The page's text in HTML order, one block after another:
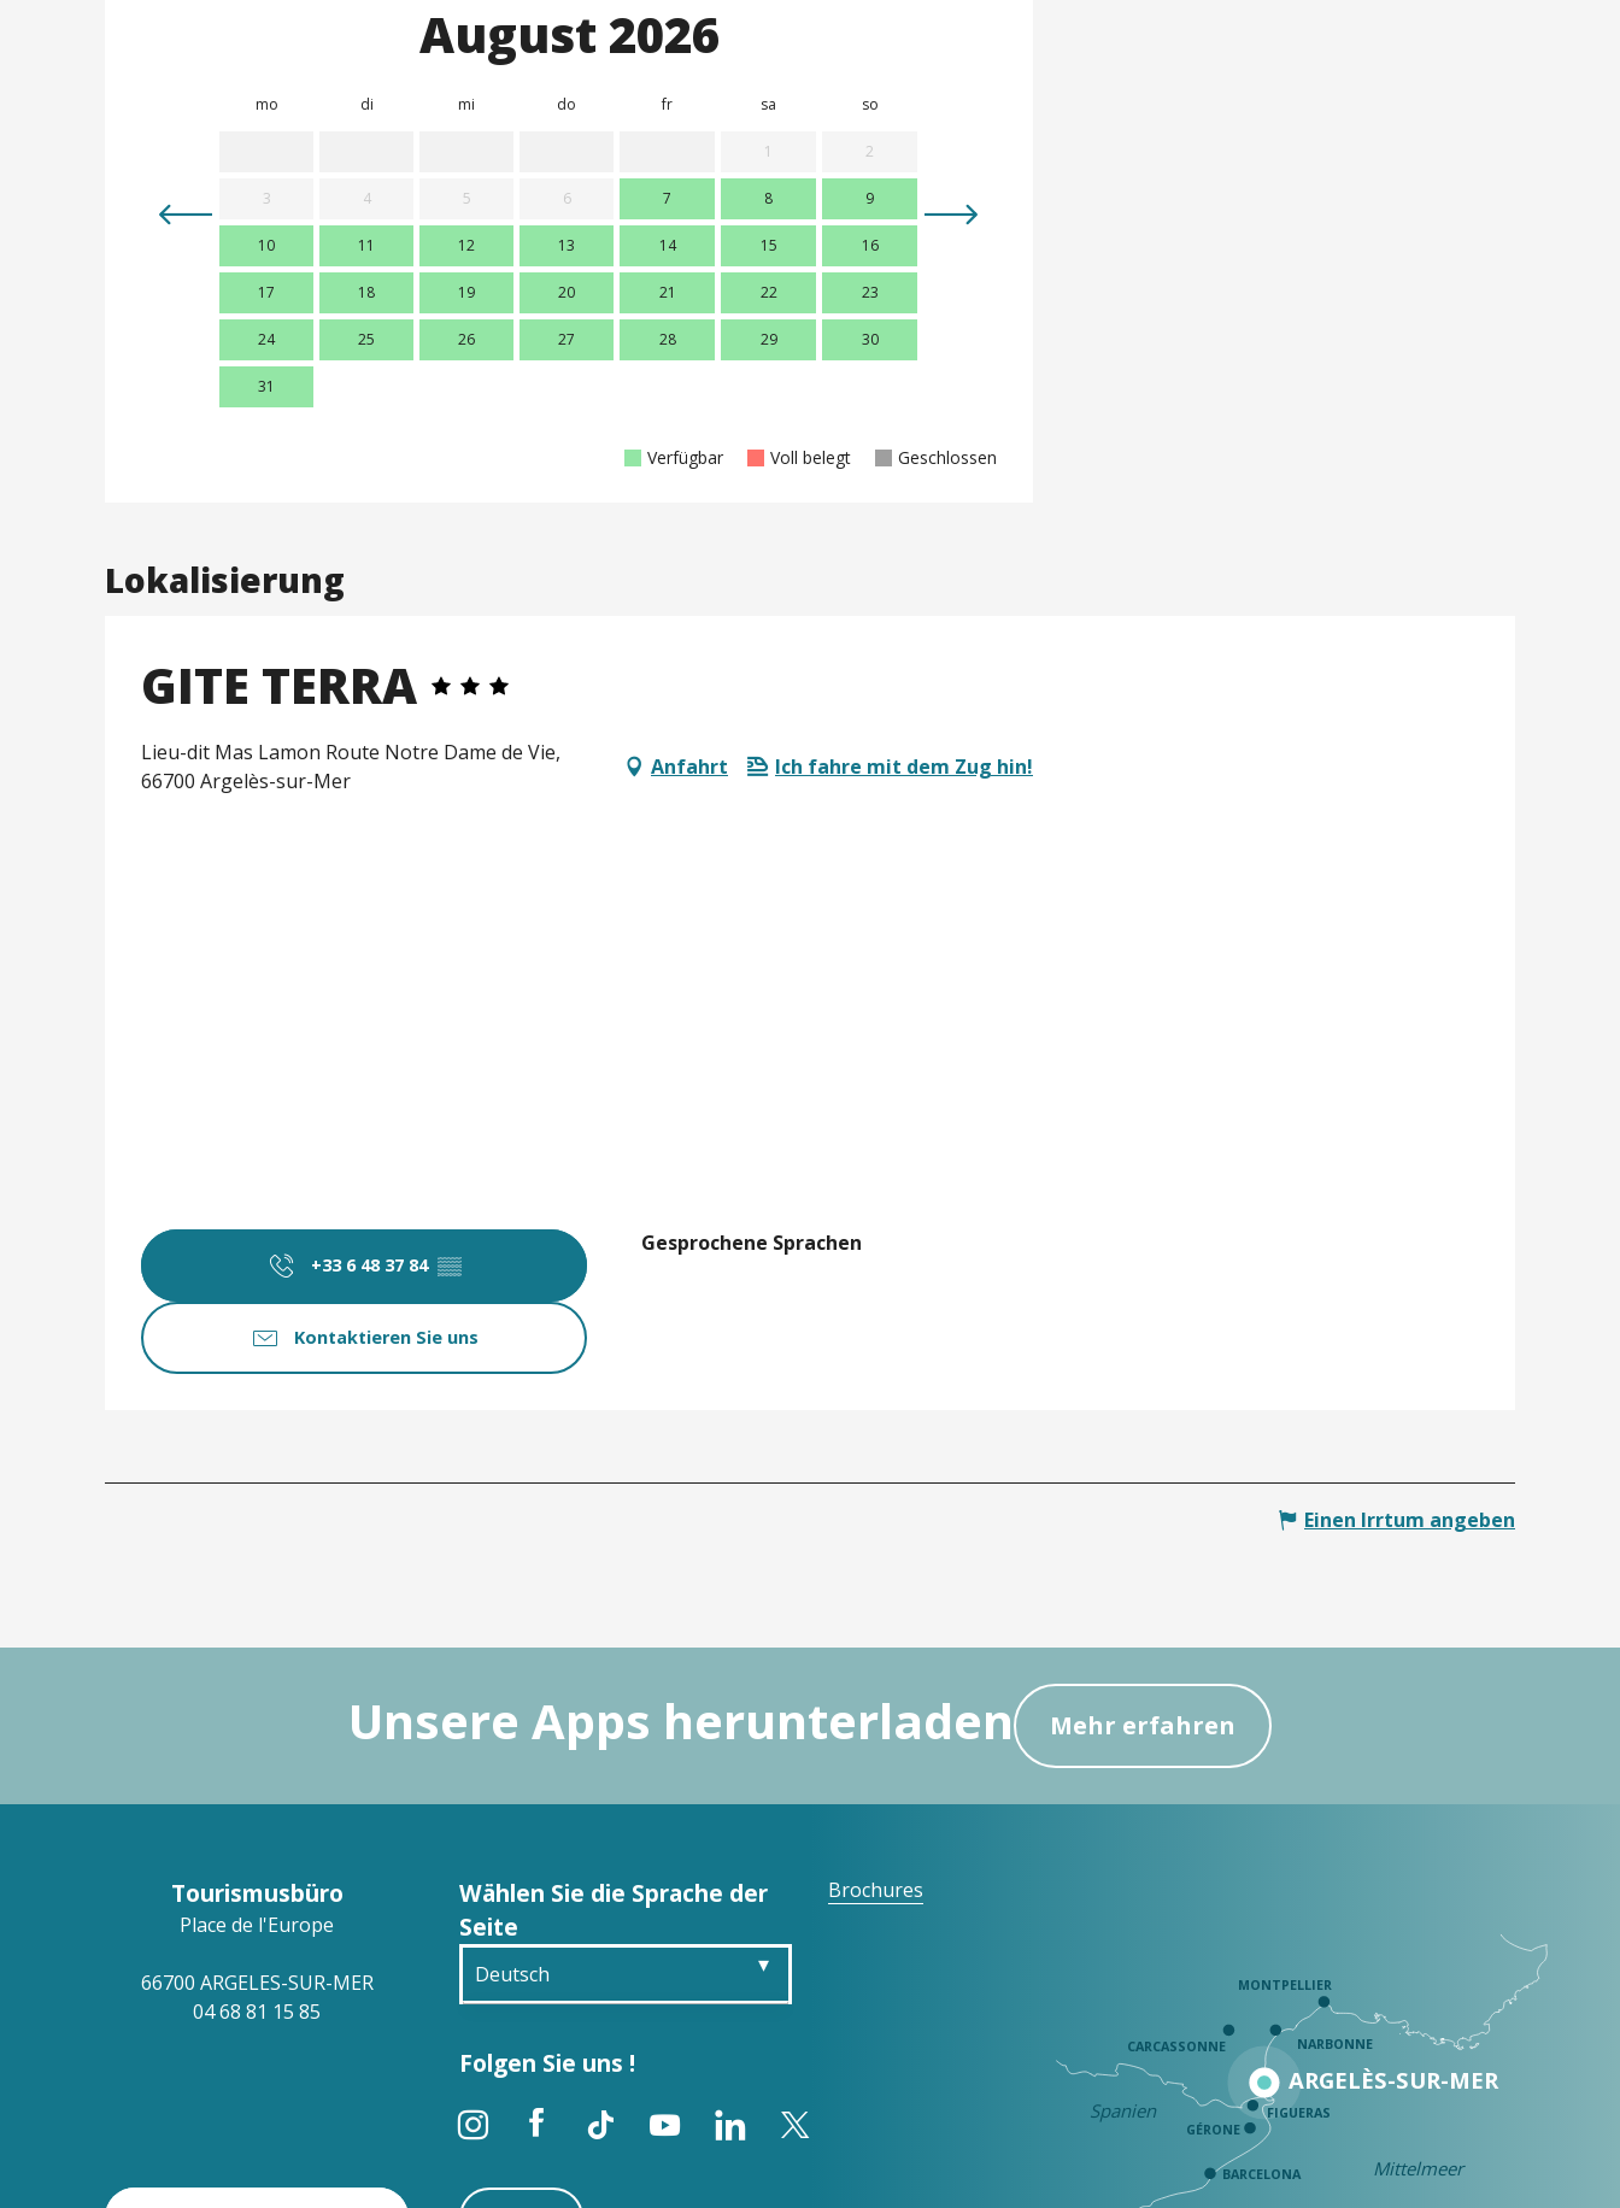
August 2026
mo di mi do fr sa so
1 2
3 4 5 6 7 8 9
10 11 12 13 14 15 16
17 18 19 20 21 22 23
24 25 26 27 28 29 30
31
Verfügbar Voll belegt Geschlossen
Lokalisierung
GITE TERRA
Lieu-dit Mas Lamon Route Notre Dame de Vie,
66700 Argelès-sur-Mer
Anfahrt Ich fahre mit dem Zug hin!
+33 6 48 37 84 ▒▒
Kontaktieren Sie uns
Gesprochene Sprachen
Gesprochene Sprachen
Einen Irrtum angeben
Unsere Apps herunterladen Mehr erfahren
Tourismusbüro
Place de l'Europe
66700 ARGELES-SUR-MER
04 68 81 15 85
Wählen Sie die Sprache der
Seite
Deutsch
Folgen Sie uns !
Brochures
ARGELÈS-SUR-MER
Spanien
Mittelmeer
MONTPELLIER
NARBONNE
BARCELONA
FIGUERAS
GÉRONE
CARCASSONNE